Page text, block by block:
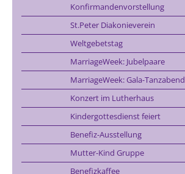
Konfirmandenvorstellung
St.Peter Diakonieverein
Weltgebetstag
MarriageWeek: Jubelpaare
MarriageWeek: Gala-Tanzabend
Konzert im Lutherhaus
Kindergottesdienst feiert
Benefiz-Ausstellung
Mutter-Kind Gruppe
Benefizkaffee